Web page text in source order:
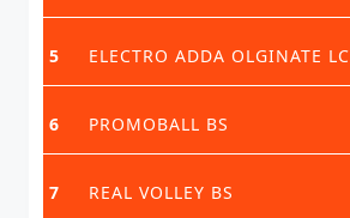
5 ELECTRO ADDA OLGINATE LC
6 PROMOBALL BS
7 REAL VOLLEY BS